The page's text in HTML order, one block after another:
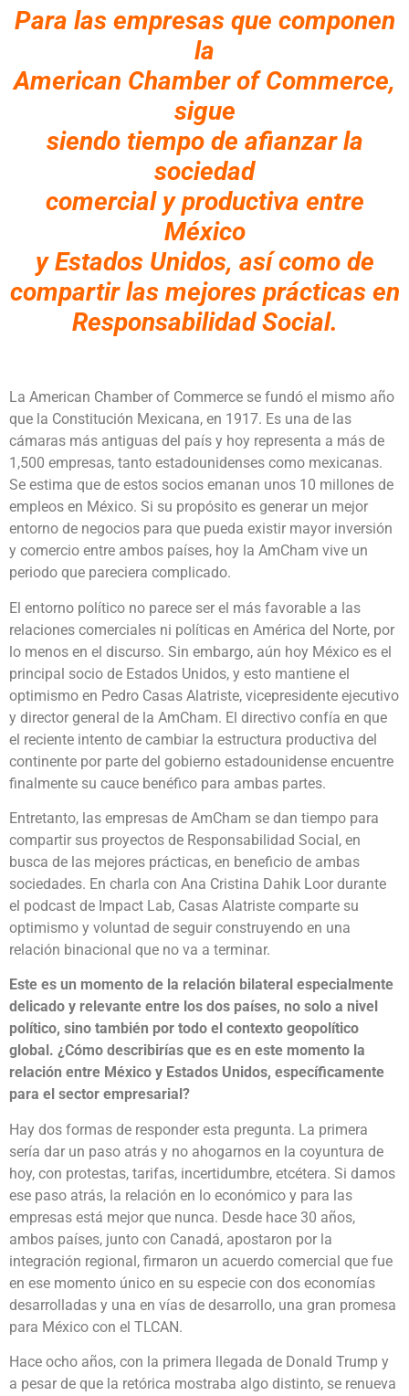
Para las empresas que componen
la
American Chamber of Commerce,
sigue
siendo tiempo de afianzar la
sociedad
comercial y productiva entre
México
y Estados Unidos, así como de
compartir las mejores prácticas en
Responsabilidad Social.
La American Chamber of Commerce se fundó el mismo año
que la Constitución Mexicana, en 1917. Es una de las
cámaras más antiguas del país y hoy representa a más de
1,500 empresas, tanto estadounidenses como mexicanas.
Se estima que de estos socios emanan unos 10 millones de
empleos en México. Si su propósito es generar un mejor
entorno de negocios para que pueda existir mayor inversión
y comercio entre ambos países, hoy la AmCham vive un
periodo que pareciera complicado.
El entorno político no parece ser el más favorable a las
relaciones comerciales ni políticas en América del Norte, por
lo menos en el discurso. Sin embargo, aún hoy México es el
principal socio de Estados Unidos, y esto mantiene el
optimismo en Pedro Casas Alatriste, vicepresidente ejecutivo
y director general de la AmCham. El directivo confía en que
el reciente intento de cambiar la estructura productiva del
continente por parte del gobierno estadounidense encuentre
finalmente su cauce benéfico para ambas partes.
Entretanto, las empresas de AmCham se dan tiempo para
compartir sus proyectos de Responsabilidad Social, en
busca de las mejores prácticas, en beneficio de ambas
sociedades. En charla con Ana Cristina Dahik Loor durante
el podcast de Impact Lab, Casas Alatriste comparte su
optimismo y voluntad de seguir construyendo en una
relación binacional que no va a terminar.
Este es un momento de la relación bilateral especialmente
delicado y relevante entre los dos países, no solo a nivel
político, sino también por todo el contexto geopolítico
global. ¿Cómo describirías que es en este momento la
relación entre México y Estados Unidos, específicamente
para el sector empresarial?
Hay dos formas de responder esta pregunta. La primera
sería dar un paso atrás y no ahogarnos en la coyuntura de
hoy, con protestas, tarifas, incertidumbre, etcétera. Si damos
ese paso atrás, la relación en lo económico y para las
empresas está mejor que nunca. Desde hace 30 años,
ambos países, junto con Canadá, apostaron por la
integración regional, firmaron un acuerdo comercial que fue
en ese momento único en su especie con dos economías
desarrolladas y una en vías de desarrollo, una gran promesa
para México con el TLCAN.
Hace ocho años, con la primera llegada de Donald Trump y
a pesar de que la retórica mostraba algo distinto, se renueva